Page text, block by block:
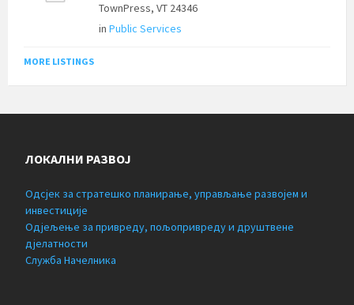
TownPress, VT 24346
in Public Services
MORE LISTINGS
ЛОКАЛНИ РАЗВОЈ
Одсјек за стратешко планирање, управљање развојем и
инвестиције
Одјељење за привреду, пољопривреду и друштвене
дјелатности
Служба Начелника